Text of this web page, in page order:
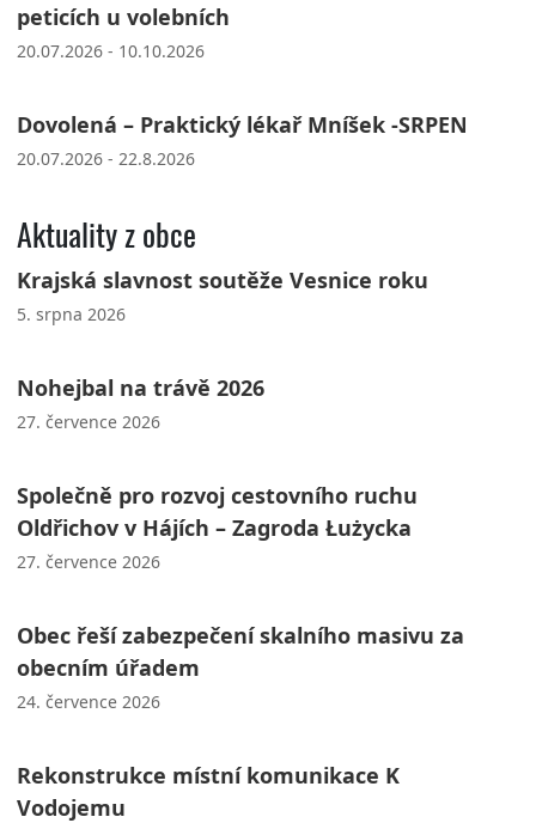
peticích u volebních
20.07.2026 - 10.10.2026
Dovolená – Praktický lékař Mníšek -SRPEN
20.07.2026 - 22.8.2026
Aktuality z obce
Krajská slavnost soutěže Vesnice roku
5. srpna 2026
Nohejbal na trávě 2026
27. července 2026
Společně pro rozvoj cestovního ruchu
Oldřichov v Hájích – Zagroda Łużycka
27. července 2026
Obec řeší zabezpečení skalního masivu za
obecním úřadem
24. července 2026
Rekonstrukce místní komunikace K
Vodojemu